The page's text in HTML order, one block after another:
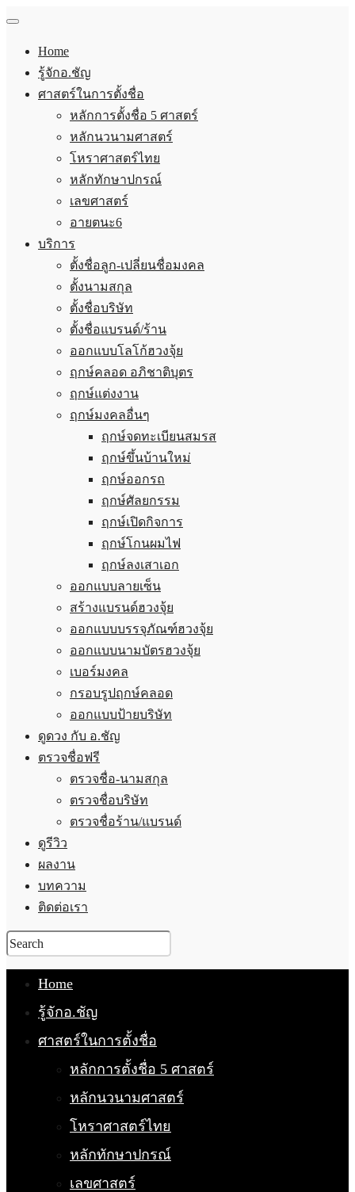
Home
รู้จักอ.ชัญ
ศาสตร์ในการตั้งชื่อ
หลักการตั้งชื่อ 5 ศาสตร์
หลักนวนามศาสตร์
โหราศาสตร์ไทย
หลักทักษาปกรณ์
เลขศาสตร์
อายตนะ6
บริการ
ตั้งชื่อลูก-เปลี่ยนชื่อมงคล
ตั้งนามสกุล
ตั้งชื่อบริษัท
ตั้งชื่อแบรนด์/ร้าน
ออกแบบโลโก้ฮวงจุ้ย
ฤกษ์คลอด อภิชาติบุตร
ฤกษ์แต่งงาน
ฤกษ์มงคลอื่นๆ
ฤกษ์จดทะเบียนสมรส
ฤกษ์ขึ้นบ้านใหม่
ฤกษ์ออกรถ
ฤกษ์ศัลยกรรม
ฤกษ์เปิดกิจการ
ฤกษ์โกนผมไฟ
ฤกษ์ลงเสาเอก
ออกแบบลายเซ็น
สร้างแบรนด์ฮวงจุ้ย
ออกแบบบรรจุภัณฑ์ฮวงจุ้ย
ออกแบบนามบัตรฮวงจุ้ย
เบอร์มงคล
กรอบรูปฤกษ์คลอด
ออกแบบป้ายบริษัท
ดูดวง กับ อ.ชัญ
ตรวจชื่อฟรี
ตรวจชื่อ-นามสกุล
ตรวจชื่อบริษัท
ตรวจชื่อร้าน/แบรนด์
ดูรีวิว
ผลงาน
บทความ
ติดต่อเรา
Home
รู้จักอ.ชัญ
ศาสตร์ในการตั้งชื่อ
หลักการตั้งชื่อ 5 ศาสตร์
หลักนวนามศาสตร์
โหราศาสตร์ไทย
หลักทักษาปกรณ์
เลขศาสตร์